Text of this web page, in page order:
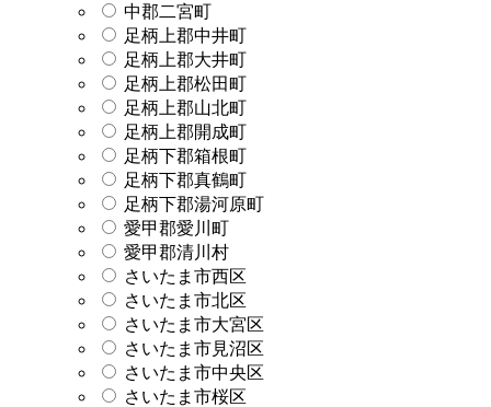
中郡二宮町
足柄上郡中井町
足柄上郡大井町
足柄上郡松田町
足柄上郡山北町
足柄上郡開成町
足柄下郡箱根町
足柄下郡真鶴町
足柄下郡湯河原町
愛甲郡愛川町
愛甲郡清川村
さいたま市西区
さいたま市北区
さいたま市大宮区
さいたま市見沼区
さいたま市中央区
さいたま市桜区